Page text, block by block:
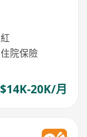
院保險
$14K-20K/月